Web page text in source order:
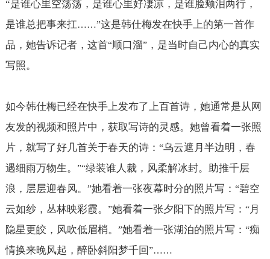
“是谁心里空荡荡，是谁心里好凄凉，是谁脸颊泪两行，
是谁总把事来扛……”这是韩仕梅发在快手上的第一首作
品，她告诉记者，这首“顺口溜”，是当时自己内心的真实
写照。
如今韩仕梅已经在快手上发布了上百首诗，她通常是从网
友发的视频和照片中，获取写诗的灵感。她曾看着一张照
片，就写了好几首关于春天的诗： “乌云遮月半边明，春
遇细雨万物生。 ”“绿装谁人裁，风柔解冰封。助推千层
浪，层层迎春风。 ”她看着一张夜幕时分的照片写： “碧空
云如纱，丛林映彩霞。 ”她看着一张夕阳下的照片写： “月
隐星更皎，风吹低眉梢。 ”她看着一张湖泊的照片写： “痴
情换来晚风起，醉卧斜阳梦千回”……